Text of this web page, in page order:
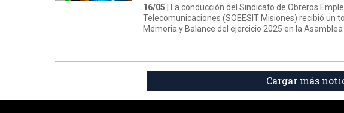
16/05 | La conducción del Sindicato de Obreros
Telecomunicaciones (SOEESIT Misiones) recibió un
Memoria y Balance del ejercicio 2025 en la
Cargar más